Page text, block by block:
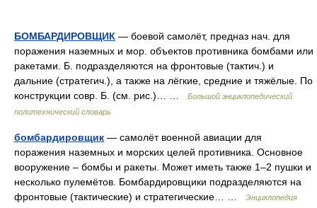
БОМБАРДИРОВЩИК — боевой самолёт, предназ нач. для
поражения наземных и мор. объектов противника бомбами или
ракетами. Б. подразделяются на фронтовые (тактич.) и
дальние (стратегич.), а также на лёгкие, средние и тяжёлые. По
конструкции совр. Б. (см. рис.)… …
Большой энциклопедический
политехнический словарь
бомбардировщик — самолёт военной авиации для
поражения наземных и морских целей противника. Основное
вооружение – бомбы и ракеты. Может иметь также 1–2 пушки и
несколько пулемётов. Бомбардировщики подразделяются на
фронтовые (тактические) и стратегические… …
Энциклопедия